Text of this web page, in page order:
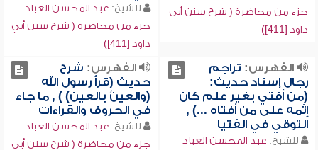
جزء من محاضرة ( شرح سنن أبي
داود [411])
للشيخ: عبد المحسن العباد
جزء من محاضرة ( شرح سنن أبي
داود [411])
الفهرس: تراجم
رجال إسناد حديث:
(من أفتي بغير علم كان
إثمه على من أفتاه ...) ,
التوقي في الفتيا
للشيخ: عبد المحسن العباد
الفهرس: شرح
حديث (قرأ رسول الله
(والعينُ بالعين) ) , ما جاء
في الحروف والقراءات
للشيخ: عبد المحسن العباد
جزء من محاضرة ( شرح سنن أبي